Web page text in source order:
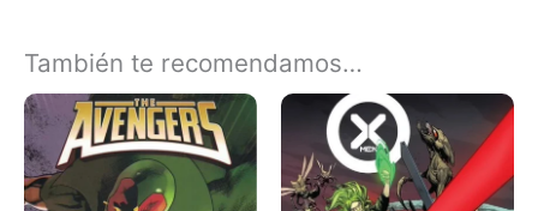
También te recomendamos…